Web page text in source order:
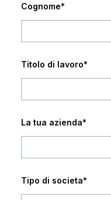
Cognome*
Titolo di lavoro*
La tua azienda*
Tipo di societa*